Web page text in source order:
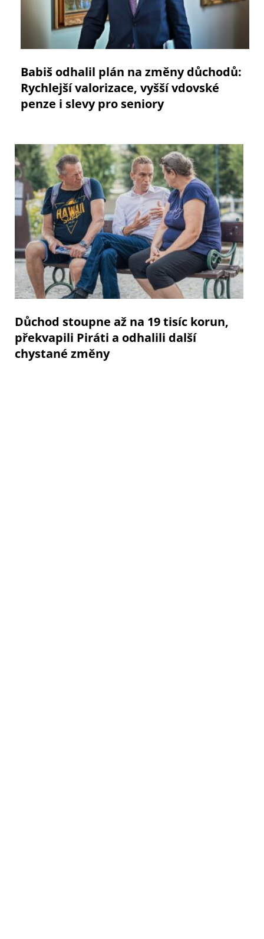
Babiš odhalil plán na změny důchodů:
Rychlejší valorizace, vyšší vdovské
penze i slevy pro seniory
Důchod stoupne až na 19 tisíc korun,
překvapili Piráti a odhalili další
chystané změny